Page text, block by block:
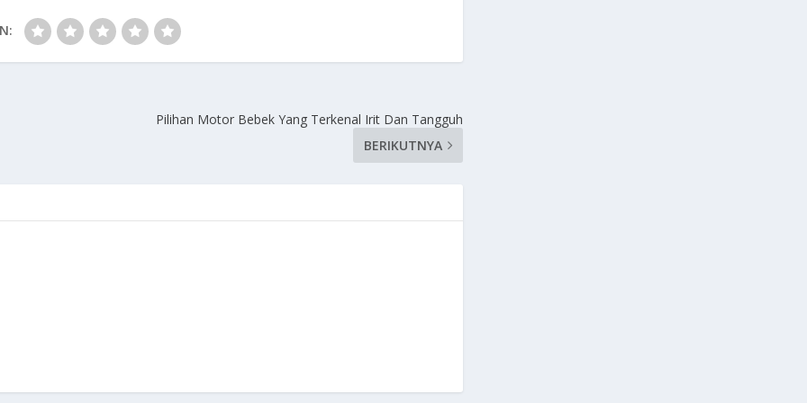
Pilihan Motor Bebek Yang Terkenal Irit Dan Tangguh
BERIKUTNYA